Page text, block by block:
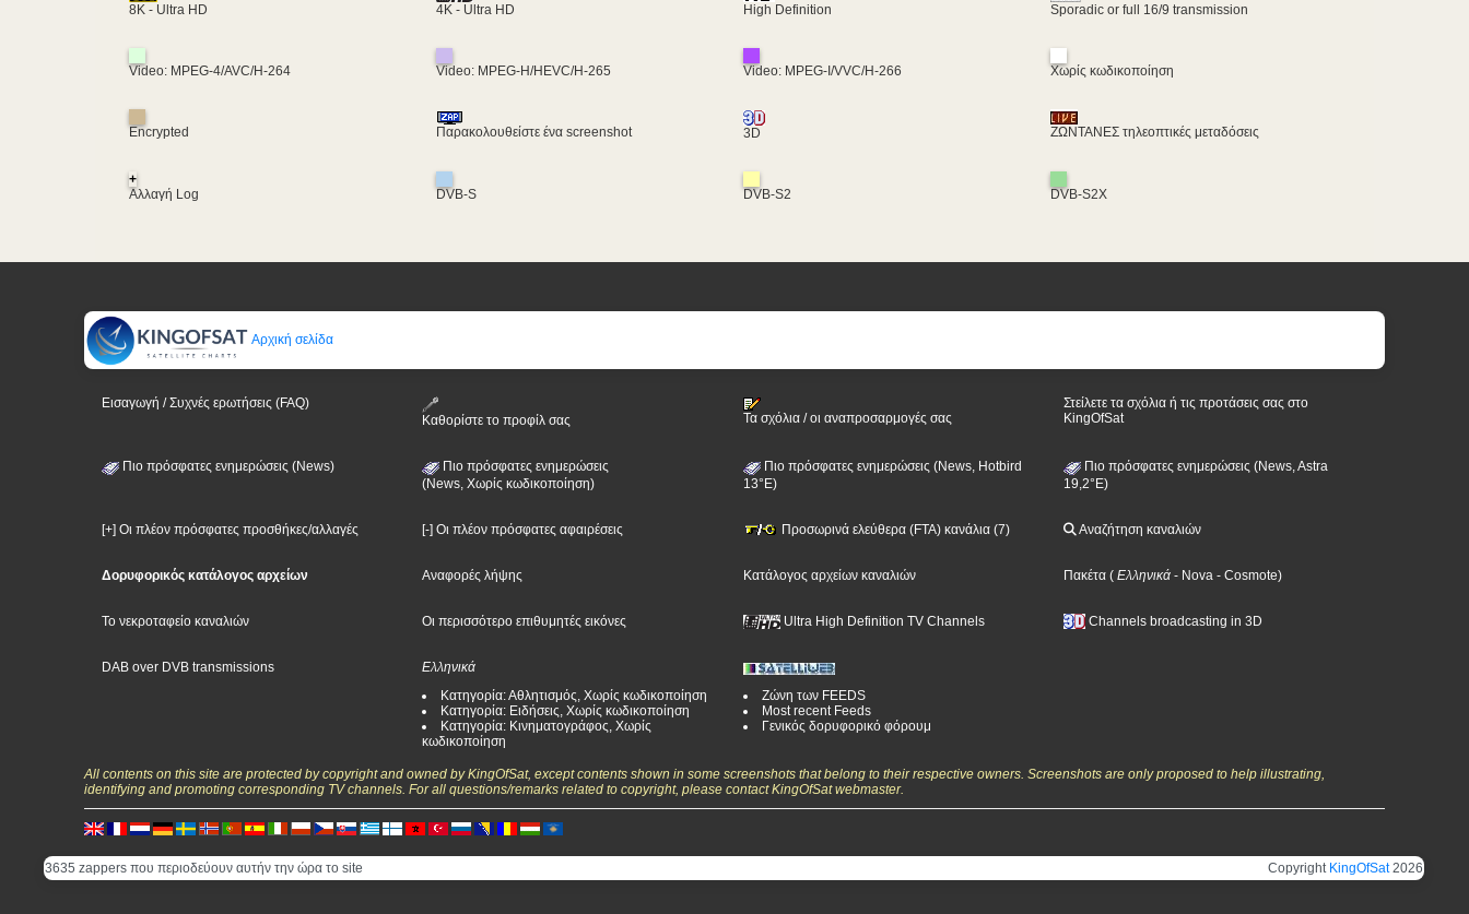
8K - Ultra HD 4K - Ultra HD High Definition Sporadic or full 16/9 transmission
Video: MPEG-4/AVC/H-264 Video: MPEG-H/HEVC/H-265 Video: MPEG-I/VVC/H-266 Χωρίς κωδικοποίηση
Encrypted Παρακολουθείστε ένα screenshot 3D ΖΩΝΤΑΝΕΣ τηλεοπτικές μεταδόσεις
+
Αλλαγή Log
DVB-S DVB-S2 DVB-S2X
Αρχική σελίδα
Εισαγωγή / Συχνές ερωτήσεις (FAQ)
Καθορίστε το προφίλ σας
Τα σχόλια / οι αναπροσαρμογές σας
Στείλετε τα σχόλια ή τις προτάσεις σας στο
KingOfSat
Πιο πρόσφατες ενημερώσεις (News)
Πιο πρόσφατες ενημερώσεις
(News, Χωρίς κωδικοποίηση)
Πιο πρόσφατες ενημερώσεις (News, Hotbird
13°E)
Πιο πρόσφατες ενημερώσεις (News, Astra
19,2°E)
[+] Οι πλέον πρόσφατες προσθήκες/αλλαγές [-] Οι πλέον πρόσφατες αφαιρέσεις Προσωρινά ελεύθερα (FTA) κανάλια (7) Αναζήτηση καναλιών
Δορυφορικός κατάλογος αρχείων Αναφορές λήψης Κατάλογος αρχείων καναλιών Πακέτα ( Ελληνικά - Nova - Cosmote)
Το νεκροταφείο καναλιών Οι περισσότερο επιθυμητές εικόνες Ultra High Definition TV Channels Channels broadcasting in 3D
DAB over DVB transmissions
Ελληνικά
Κατηγορία: Αθλητισμός, Χωρίς κωδικοποίηση
Κατηγορία: Ειδήσεις, Χωρίς κωδικοποίηση
Κατηγορία: Κινηματογράφος, Χωρίς
κωδικοποίηση
Ζώνη των FEEDS
Most recent Feeds
Γενικός δορυφορικό φόρουμ
All contents on this site are protected by copyright and owned by KingOfSat, except contents shown in some screenshots that belong to their respective owners. Screenshots are only proposed to help illustrating,
identifying and promoting corresponding TV channels. For all questions/remarks related to copyright, please contact KingOfSat webmaster.
3635 zappers που περιοδεύουν αυτήν την ώρα το site Copyright KingOfSat2026